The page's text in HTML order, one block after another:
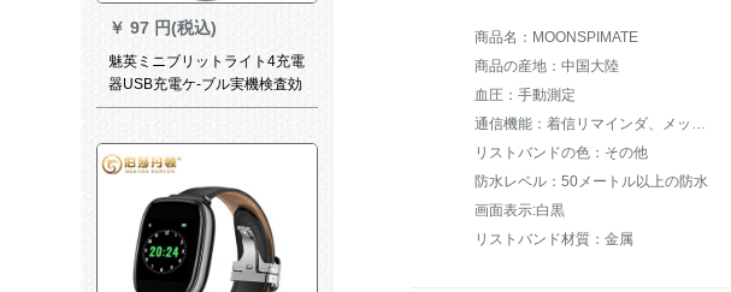
￥ 97 円(税込)
魅英ミニブリットライト4充電
器USB充電ケ-ブル実機検査効
率的で便利なNFC版4世代スポ
電器ミニ4充電器【NFC版共
通】
商品名：MOONSPIMATE
商品の産地：中国大陸
血圧：手動測定
通信機能：着信リマインダ、メッセージリマインダ
リストバンドの色：その他
防水レベル：50メートル以上の防水
画面表示:白黒
リストバンド材質：金属